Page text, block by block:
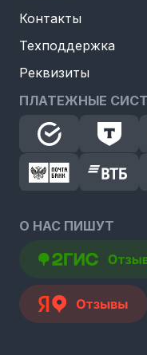
Контакты
Техподдержка
Реквизиты
ПЛАТЕЖНЫЕ
О НАС ПИШУТ